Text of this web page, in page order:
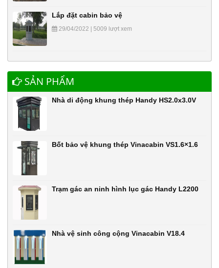
Lắp đặt cabin bảo vệ
29/04/2022 | 5009 lượt xem
SẢN PHẨM
Nhà di động khung thép Handy HS2.0x3.0V
Bốt bảo vệ khung thép Vinacabin VS1.6×1.6
Trạm gác an ninh hình lục gác Handy L2200
Nhà vệ sinh công cộng Vinacabin V18.4